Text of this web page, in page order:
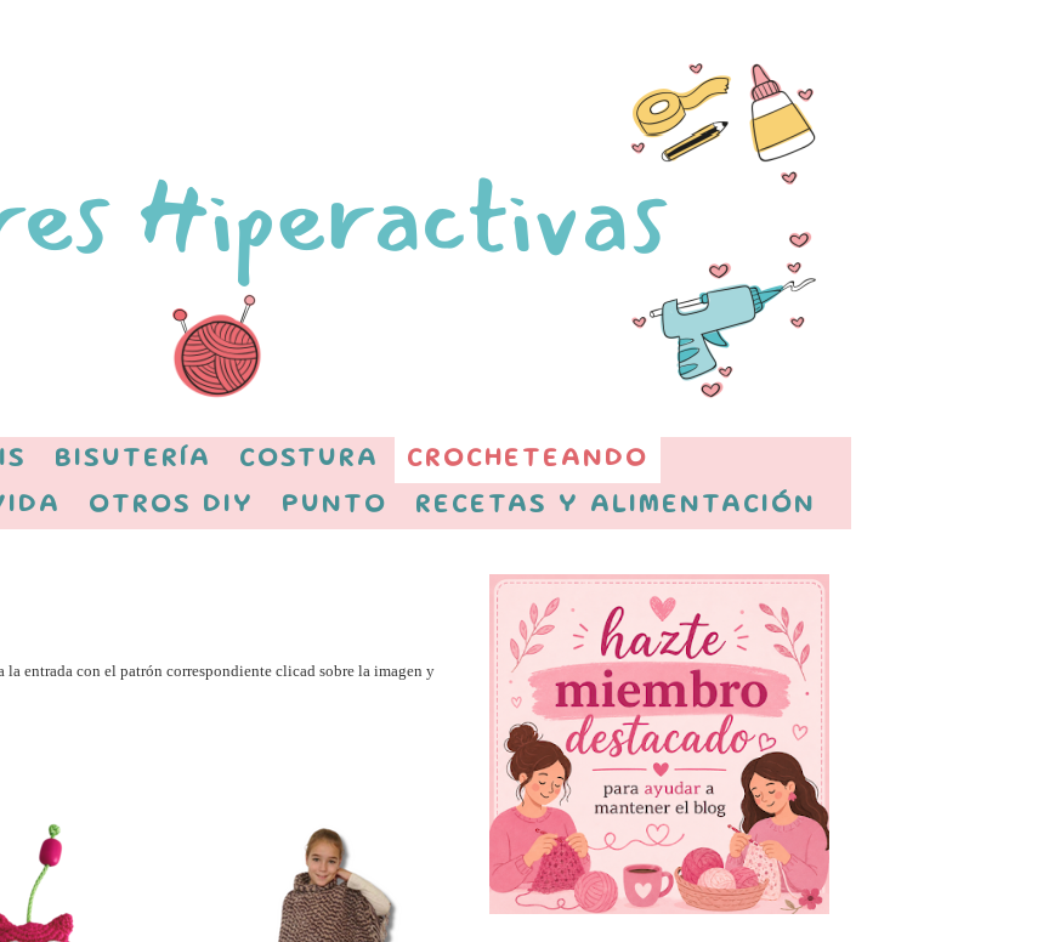
BISUTERÍA COSTURA CROCHETEANDO
OTROS DIY PUNTO RECETAS Y ALIMENTACIÓN
la entrada con el patrón correspondiente clicad sobre la imagen y